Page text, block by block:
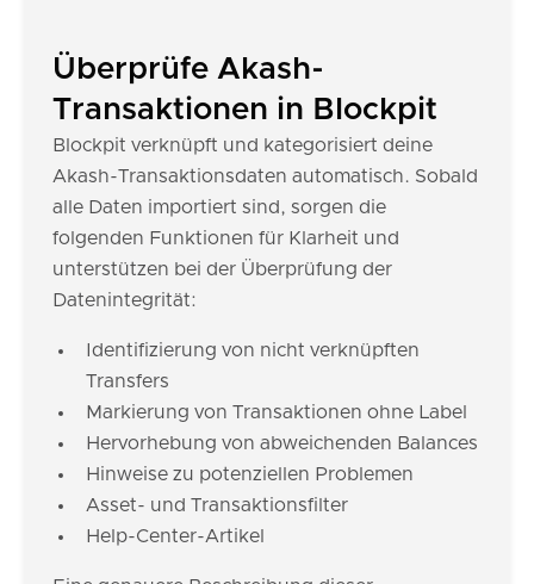
Überprüfe Akash-
Transaktionen in Blockpit
Blockpit verknüpft und kategorisiert deine
Akash-Transaktionsdaten automatisch. Sobald
alle Daten importiert sind, sorgen die
folgenden Funktionen für Klarheit und
unterstützen bei der Überprüfung der
Datenintegrität:
Identifizierung von nicht verknüpften
Transfers
Markierung von Transaktionen ohne Label
Hervorhebung von abweichenden Balances
Hinweise zu potenziellen Problemen
Asset- und Transaktionsfilter
Help-Center-Artikel